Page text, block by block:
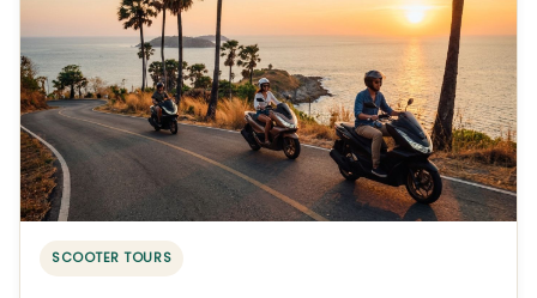
SCOOTER TOURS